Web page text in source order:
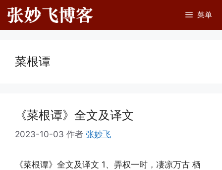
跳
至
内
菜单
菜根谭
《菜根谭》全文及译文
2023-10-03 作者 张妙飞
《菜根谭》全文及译文 1、弄权一时，凄凉万古 栖